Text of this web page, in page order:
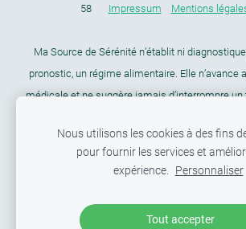
58 Impressum Mentions
Ma Source de Sérénité n’établit ni
pronostic, un régime alimentaire. Elle n’avance
médicale et ne suggère jamais d’interrompre
Ce site ne fait pas partie du site web Facebook
de Google Inc. En outre, ce site n’est
marque déposée de Facebook
Nous utilisons les cookies à des fins
pour fournir les services et
expérience. Personnaliser
Tout accepter